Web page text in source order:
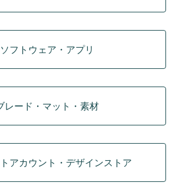
ソフトウェア・アプリ
レード・マット・素材
アカウント・デザインストア